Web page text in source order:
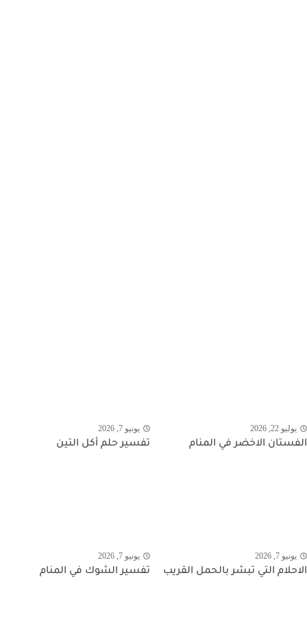
يوليو 22, 2026
الفستان الاخضر في المنام
يونيو 7, 2026
تفسير حلم أكل التين
يونيو 7, 2026
الاحلام التي تبشر بالحمل القريب
يونيو 7, 2026
تفسير الشوك في المنام